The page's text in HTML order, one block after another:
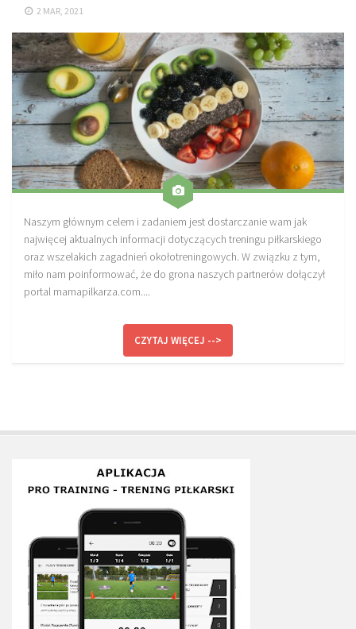
Poręcze do ćwiczeń PRO TRAINING
Drążki do ćwiczeń PRO TRAINING
Guma oporowa PRO TRAINING
PRODUKTY
Piłkarska Kuchnia
Poradnik Piłkarza
Dziennik Piłkarza
Planer Trenera – dziennik, konspekty, notatki
Plany treningowe
Plan treningowy core stability
Plan treningowy szybkość i dynamika
Plany treningowe
Aplikacja Pro Training
Sprzęt treningowy
Kontakt
2 MAR, 2021
Naszym głównym celem i zadaniem jest dostarczanie wam jak
najwięcej aktualnych informacji dotyczących treningu piłkarskiego
oraz wszelakich zagadnień okołotreningowych. W związku z tym,
miło nam poinformować, że do grona naszych partnerów dołączył
portal mamapilkarza.com....
CZYTAJ WIĘCEJ -->